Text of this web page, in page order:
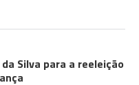
Silva para a reeleição